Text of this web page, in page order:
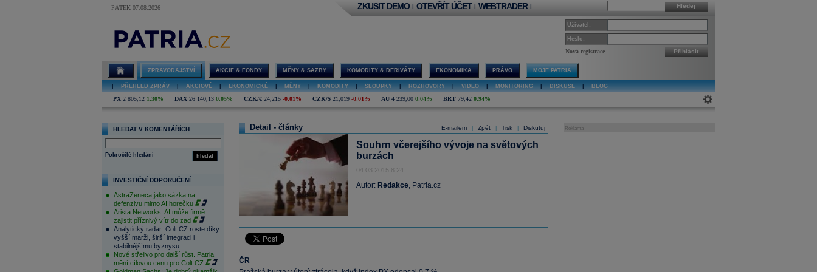
PÁTEK 07.08.2026 Hledej
ZKUSIT DEMO | OTEVŘÍT ÚČET | WEBTRADER |
Uživatel:
Heslo:
Nová registrace Přihlásit
ZPRAVODAJSTVÍ AKCIE & FONDY MĚNY & SAZBY KOMODITY & DERIVÁTY EKONOMIKA PRÁVO MOJE PATRIA
PŘEHLED ZPRÁV AKCIOVÉ EKONOMICKÉ MĚNY KOMODITY SLOUPKY ROZHOVORY VIDEO MONITORING DISKUSE BLOG
PX 2 805,12 1,30% DAX 26 140,13 0,05% CZK/€ 24,215 -0,01% CZK/$ 21,019 -0,01% AU 4 239,00 0,04% BRT 79,42 0,94%
HLEDAT V KOMENTÁŘÍCH
hledat
Pokročilé hledání
INVESTIČNÍ DOPORUČENÍ
AstraZeneca jako sázka na
defenzivu mimo AI horečku
Arista Networks: AI může firmě
zajistit příznivý vítr do zad
Analytický radar: Colt CZ roste díky
vyšší marži, širší integraci i
stabilnějšímu byznysu
Nové střelivo pro další růst. Patria
mění cílovou cenu pro Colt CZ
E-mailem Zpět Tisk Diskutuj
Detail - články
Souhrn včerejšího vývoje na světových
burzách
04.03.2015 8:24
Autor: Redakce, Patria.cz
ČR
Reklama